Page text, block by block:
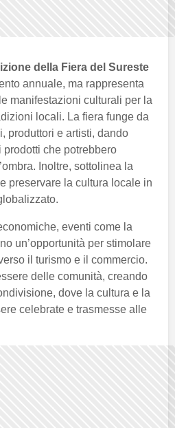
della Fiera del Sureste
annuale, ma rappresenta
manifestazioni culturali per la
locali. La fiera funge da
produttori e artisti, dando
che potrebbero
Inoltre, sottolinea la
preservare la cultura locale in
eventi come la
un’opportunità per stimolare
il turismo e il commercio.
delle comunità, creando
dove la cultura e la
celebrate e trasmesse alle